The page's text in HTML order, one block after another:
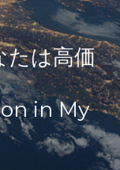
たは高価
in My